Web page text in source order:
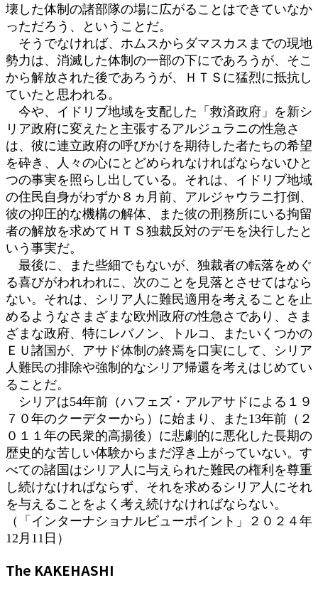
壊した体制の諸部隊の場に広がることはできていなか
っただろう、ということだ。
そうでなければ、ホムスからダマスカスまでの現地
勢力は、消滅した体制の一部の下にであろうが、そこ
から解放された後であろうが、ＨＴＳに猛烈に抵抗し
ていたと思われる。
今や、イドリブ地域を支配した「救済政府」を新シ
リア政府に変えたと主張するアルジュラニの性急さ
は、彼に連立政府の呼びかけを期待した者たちの希望
を砕き、人々の心にとどめられなければならないひと
つの事実を照らし出している。それは、イドリブ地域
の住民自身がわずか８ヵ月前、アルジャウラニ打倒、
彼の抑圧的な機構の解体、また彼の刑務所にいる拘留
者の解放を求めてＨＴＳ独裁反対のデモを決行したと
いう事実だ。
最後に、また些細でもないが、独裁者の転落をめぐ
る喜びがわれわれに、次のことを見落とさせてはなら
ない。それは、シリア人に難民適用を考えることを止
めるようなさまざまな欧州政府の性急さであり、さま
ざまな政府、特にレバノン、トルコ、またいくつかの
ＥＵ諸国が、アサド体制の終焉を口実にして、シリア
人難民の排除や強制的なシリア帰還を考えはじめてい
ることだ。
シリアは54年前（ハフェズ・アルアサドによる１９
７０年のクーデターから）に始まり、また13年前（２
０１１年の民衆的高揚後）に悲劇的に悪化した長期の
歴史的な苦しい体験からまだ浮き上がっていない。す
べての諸国はシリア人に与えられた難民の権利を尊重
し続けなければならず、それを求めるシリア人にそれ
を与えることをよく考え続けなければならない。
（「インターナショナルビューポイント」２０２４年
12月11日）
The KAKEHASHI